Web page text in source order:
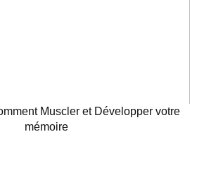
Muscler et Développer votre
mémoire